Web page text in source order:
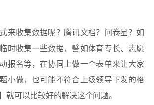
来收集数据呢？腾讯文档？问卷星？如
时收集一些数据，譬如体育专长、志愿
报名等，在协同上做一个表单来让大家
小做，也可能不符合上级领导下发的格
就可以比较好的解决这个问题。